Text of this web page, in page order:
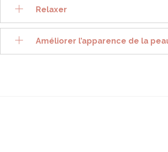
Relaxer
Améliorer l’apparence de la